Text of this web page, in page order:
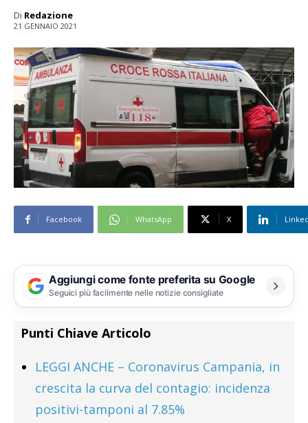
Di Redazione
21 GENNAIO 2021
Facebook WhatsApp X
Aggiungi come fonte preferita su Google
Seguici più facilmente nelle notizie consigliate
Punti Chiave Articolo
LEGGI ANCHE – Coronavirus Campania, in
crescita la curva del contagio: incidenza
positivi-tamponi al 7.85%